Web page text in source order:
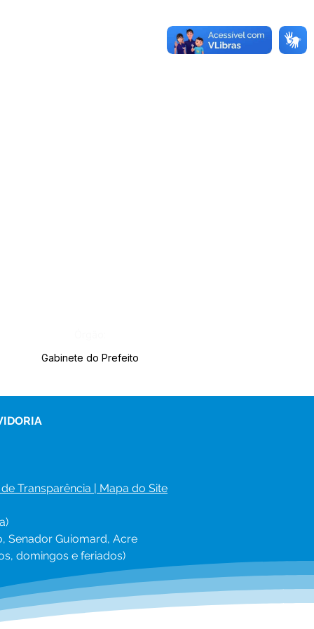
Gabinete do Prefeito
Transparência | Mapa do Site
Senador Guiomard, Acre
domingos e feriados)